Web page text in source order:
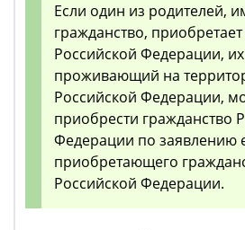
Если один из родителей,
гражданство,
Российской Федерации,
проживающий на
Российской Федерации,
приобрести гражданство
Федерации по заявлению
приобретающего
Российской Федерации.